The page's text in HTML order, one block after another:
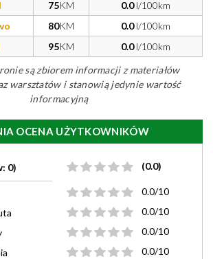
75KM 0.0l/100km
80KM 0.0l/100km
95KM 0.0l/100km
są zbiorem informacji z materiałów
warsztatów i stanowią jedynie wartość
informacyjną
OCENA UŻYTKOWNIKÓW
0) (0.0)
0.0/10
0.0/10
0.0/10
0.0/10